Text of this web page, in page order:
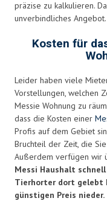
präzise zu kalkulieren.
unverbindliches Angebot.
Kosten für
Leider haben viele
Vorstellungen, welchen
Messie Wohnung zu
dass die Kosten einer
Profis auf dem Gebiet
Bruchteil der Zeit, die
Außerdem verfügen wir
Messi Haushalt
Tierhorter dort gelebt
günstigen Preis nieder.